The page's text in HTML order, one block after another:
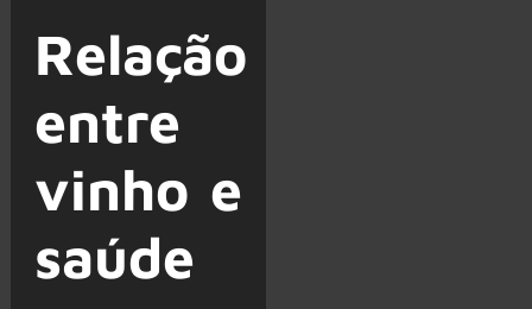
Relação
entre
vinho e
saúde